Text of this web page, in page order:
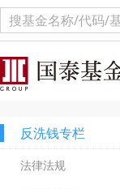
反洗钱专栏
法律法规